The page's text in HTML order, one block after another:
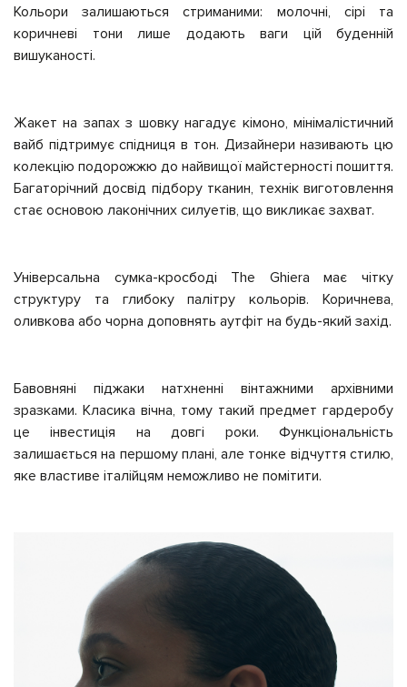
Кольори залишаються стриманими: молочні, сірі та
коричневі тони лише додають ваги цій буденній
вишуканості.
Жакет на запах з шовку нагадує кімоно, мінімалістичний
вайб підтримує спідниця в тон. Дизайнери називають цю
колекцію подорожжю до найвищої майстерності пошиття.
Багаторічний досвід підбору тканин, технік виготовлення
стає основою лаконічних силуетів, що викликає захват.
Універсальна сумка-кросбоді The Ghiera має чітку
структуру та глибоку палітру кольорів. Коричнева,
оливкова або чорна доповнять аутфіт на будь-який захід.
Бавовняні піджаки натхненні вінтажними архівними
зразками. Класика вічна, тому такий предмет гардеробу
це інвестиція на довгі роки. Функціональність
залишається на першому плані, але тонке відчуття стилю,
яке властиве італійцям неможливо не помітити.